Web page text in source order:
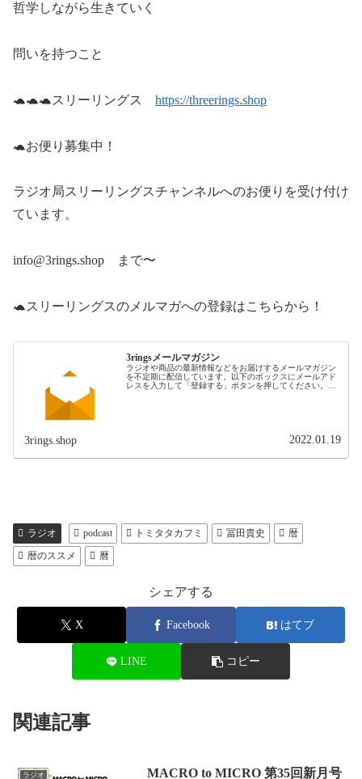
哲学しながら生きていく
問いを持つこと
🐢🐢🐢スリーリングス https://threerings.shop
🐢お便り募集中！
ラジオ局スリーリングスチャンネルへのお便りを受け付け
ています。
info@3rings.shop まで〜
🐢スリーリングスのメルマガへの登録はこちらから！
3ringsメールマガジン
ラジオや商品の最新情報などをお届けするメールマガジン
を不定期に配信しています。以下のボックスにメールアド
レスを入力して「登録する」ボタンを押してください。
3rings.shop 2022.01.19
ラジオ podcast トミタタカフミ 冨田貴史
暦
暦のススメ
曆
シェアする
X Facebook はてブ
LINE コピー
関連記事
ラジオ MACRO to MICRO 第35回新月号